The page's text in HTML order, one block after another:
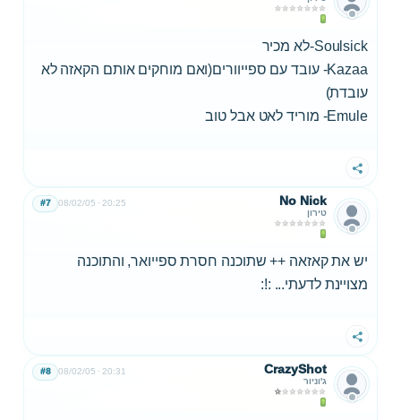
Soulsick-לא מכיר
Kazaa- עובד עם ספייוורים(ואם מוחקים אותם הקאזה לא
עובדת)
Emule- מוריד לאט אבל טוב
שתף
No Nick
טירון
08/02/05 20:25
#7
יש את קאזאה ++ שתוכנה חסרת ספייואר, והתוכנה
מצויינת לדעתי... :!:
שתף
CrazyShot
ג'וניור
08/02/05 20:31
#8